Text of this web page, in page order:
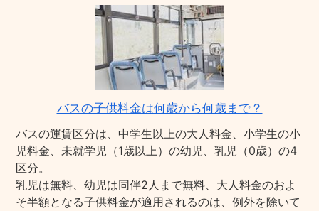
バスの子供料金は何歳から何歳まで？
バスの運賃区分は、中学生以上の大人料金、小学生の小
児料金、未就学児（1歳以上）の幼児、乳児（0歳）の4
区分。
乳児は無料、幼児は同伴2人まで無料、大人料金のおよ
そ半額となる子供料金が適用されるのは、例外を除いて